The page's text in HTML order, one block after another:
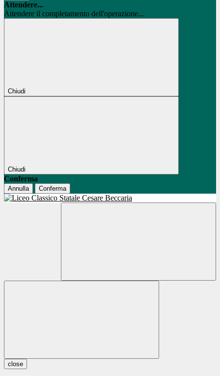
Attendere...
Attendere il completamento dell'operazione...
Chiudi
Chiudi
Conferma
Annulla Conferma
close